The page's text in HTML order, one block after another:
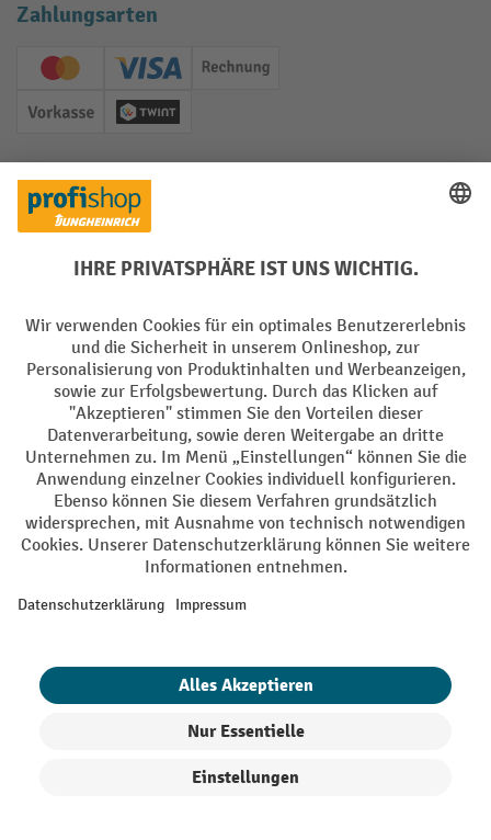
Zahlungsarten
Creditcard (Master)Creditcard (Visa)
Rechnung
Vorkasse Twint
Soziale Netzwerke
Facebook
YouTube
LinkedInInstagram
Sprachen
DE FR
AGB Impressum Datenschutz Privacy Settings
Alle Preise exkl. gesetzl. Mehrwertsteuer zzgl.Versandkostenund ggf.
Nachnahmegebühren, wenn nicht anders angegeben.
¹ Der Rabatt gilt so lange der Vorrat reicht. Der Rabatt gilt nicht auf
oder Gutscheinen ist nicht möglich. | ² Der Rabatt wird einmalig bei
eingelöst werden. Die Höhe des Rabatts variiert je nach
Produktkategorie und beträgt bis zu 10 % (10 % auf Lager, Umwelt,
Heben | 7% auf Büro). Ausgenommen sind Elektro-Hubwagen,
Ausschluss von Werkzeug. Gilt nicht auf Sonderpreise. Kombination